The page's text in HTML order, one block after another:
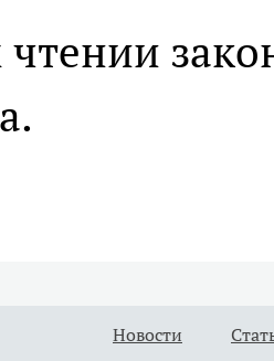
Новости